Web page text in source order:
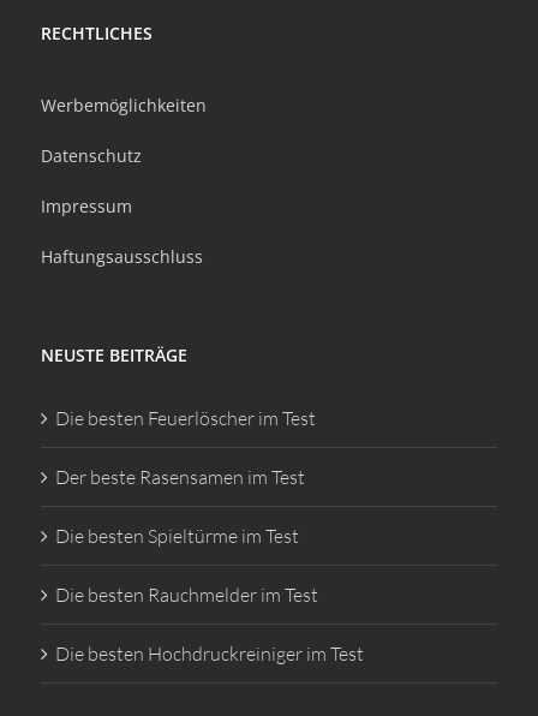
RECHTLICHES
Werbemöglichkeiten
Datenschutz
Impressum
Haftungsausschluss
NEUSTE BEITRÄGE
Die besten Feuerlöscher im Test
Der beste Rasensamen im Test
Die besten Spieltürme im Test
Die besten Rauchmelder im Test
Die besten Hochdruckreiniger im Test